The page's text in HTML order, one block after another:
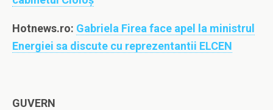
Hotnews.ro: Gabriela Firea face apel la ministrul
Energiei sa discute cu reprezentantii ELCEN
GUVERN